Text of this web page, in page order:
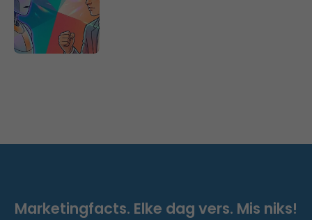
Marketingfacts. Elke dag vers. Mis niks!